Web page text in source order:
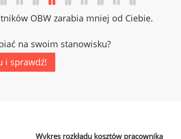
OBW zarabia mniej od Ciebie.
na swoim stanowisku?
i sprawdź!
Wykres rozkładu kosztów pracownika